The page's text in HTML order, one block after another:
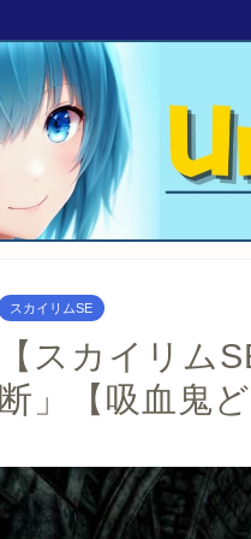
スカイリムSE
【スカイリム
断」【吸血鬼